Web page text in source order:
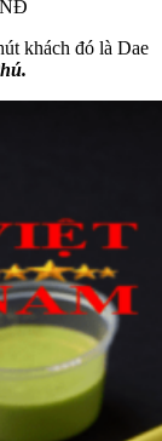
khách đó là Dae